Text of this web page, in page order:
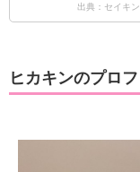
出典：セイキ
ヒカキンのプロ